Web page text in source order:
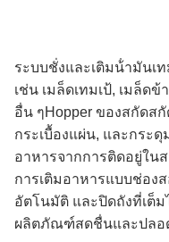
ระบบชั่งและเติมน้ํามันเ
เช่น เมล็ดเทมเป้, เมล็ด
อื่น ๆHopper ของสกัดส
กระเบื้องแผ่น, และกระ
อาหารจากการติดอยู่ใน
การเติมอาหารแบบช่อง
อัตโนมัติ และปิดถังที่เต็
ผลิตภัณฑ์สดชื่นและปลอ